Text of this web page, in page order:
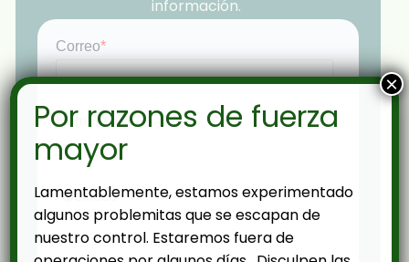
información.
Por razones de fuerza
mayor
Lamentablemente, estamos experimentado
algunos problemitas que se escapan de
nuestro control. Estaremos fuera de
×